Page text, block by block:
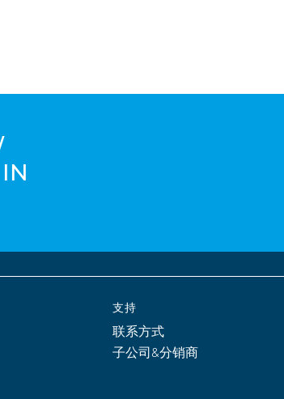
支持
联系方式
子公司&分销商